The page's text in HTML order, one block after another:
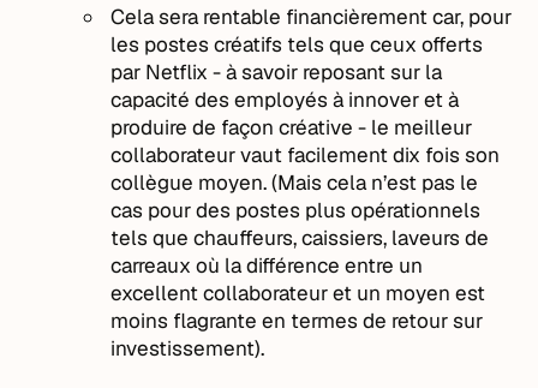
Cela sera rentable financièrement car, pour
les postes créatifs tels que ceux offerts
par Netflix - à savoir reposant sur la
capacité des employés à innover et à
produire de façon créative - le meilleur
collaborateur vaut facilement dix fois son
collègue moyen. (Mais cela n’est pas le
cas pour des postes plus opérationnels
tels que chauffeurs, caissiers, laveurs de
carreaux où la différence entre un
excellent collaborateur et un moyen est
moins flagrante en termes de retour sur
investissement).